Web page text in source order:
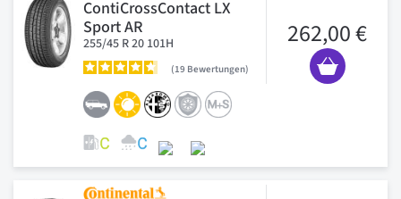
ContiCrossContact LX
Sport AR
255/45 R 20 101H
19 Bewertungen
262,00 €